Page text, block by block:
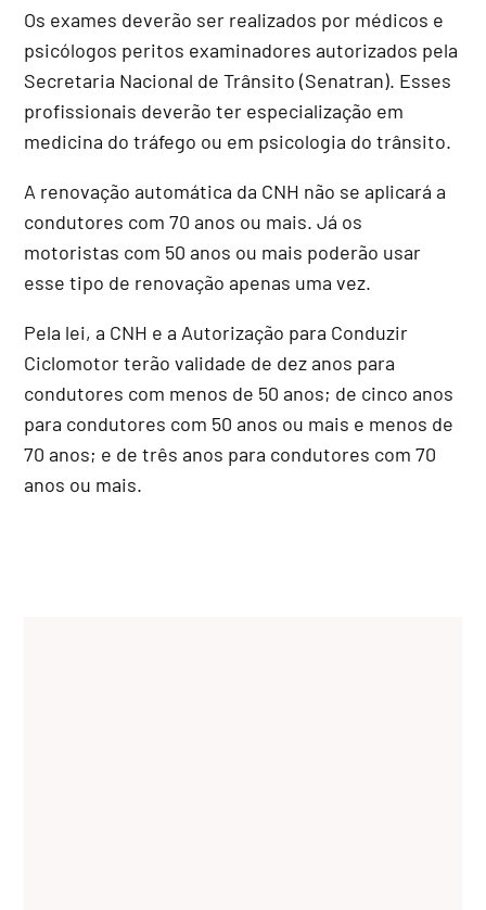
Os exames deverão ser realizados por médicos e
psicólogos peritos examinadores autorizados pela
Secretaria Nacional de Trânsito (Senatran). Esses
profissionais deverão ter especialização em
medicina do tráfego ou em psicologia do trânsito.
A renovação automática da CNH não se aplicará a
condutores com 70 anos ou mais. Já os
motoristas com 50 anos ou mais poderão usar
esse tipo de renovação apenas uma vez.
Pela lei, a CNH e a Autorização para Conduzir
Ciclomotor terão validade de dez anos para
condutores com menos de 50 anos; de cinco anos
para condutores com 50 anos ou mais e menos de
70 anos; e de três anos para condutores com 70
anos ou mais.